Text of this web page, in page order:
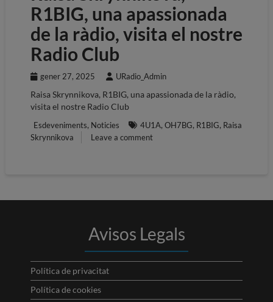
R1BIG, una apassionada
de la ràdio, visita el nostre
Radio Club
gener 27, 2025 URadio_Admin
Raisa Skrynnikova, R1BIG, una apassionada de la ràdio,
visita el nostre Radio Club
Esdeveniments, Noticies 4U1A, OH7BG, R1BIG, Raisa
Skrynnikova
Leave a comment
Avisos Legals
Política de privacitat
Política de cookies